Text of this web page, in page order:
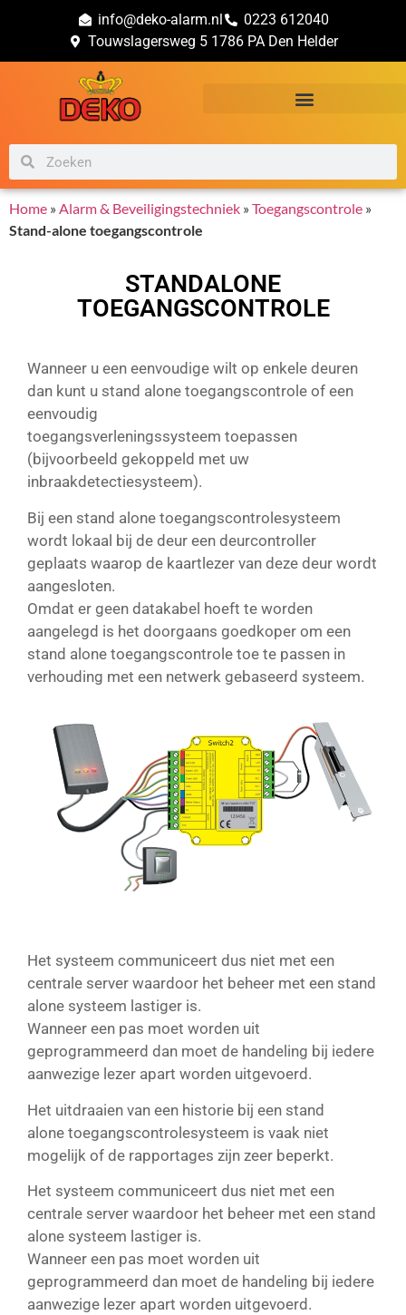
info@deko-alarm.nl
0223 612040
Touwslagersweg 5 1786 PA Den Helder
Home »Alarm & Beveiligingstechniek »Toegangscontrole »
Stand-alone toegangscontrole
STANDALONE
TOEGANGSCONTROLE
Wanneer u een eenvoudige wilt op enkele deuren
dan kunt u stand alone toegangscontrole of een
eenvoudig
toegangsverleningssysteem toepassen
(bijvoorbeeld gekoppeld met uw
inbraakdetectiesysteem).
Bij een stand alone toegangscontrolesysteem
wordt lokaal bij de deur een deurcontroller
geplaats waarop de kaartlezer van deze deur wordt
aangesloten.
Omdat er geen datakabel hoeft te worden
aangelegd is het doorgaans goedkoper om een
stand alone toegangscontrole toe te passen in
verhouding met een netwerk gebaseerd systeem.
Het systeem communiceert dus niet met een
centrale server waardoor het beheer met een stand
alone systeem lastiger is.
Wanneer een pas moet worden uit
geprogrammeerd dan moet de handeling bij iedere
aanwezige lezer apart worden uitgevoerd.
Het uitdraaien van een historie bij een stand
alone toegangscontrolesysteem is vaak niet
mogelijk of de rapportages zijn zeer beperkt.
Het systeem communiceert dus niet met een
centrale server waardoor het beheer met een stand
alone systeem lastiger is.
Wanneer een pas moet worden uit
geprogrammeerd dan moet de handeling bij iedere
aanwezige lezer apart worden uitgevoerd.